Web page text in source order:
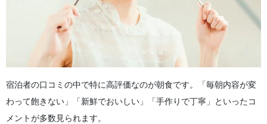
宿泊者の口コミの中で特に高評価なのが朝食です。「毎朝内容が変
わって飽きない」「新鮮でおいしい」「手作りで丁寧」といったコ
メントが多数見られます。